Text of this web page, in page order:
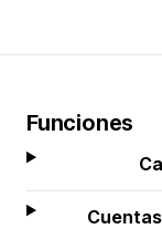
Funciones